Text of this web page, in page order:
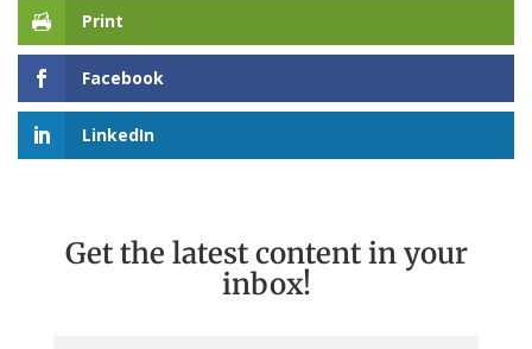
Print
Facebook
LinkedIn
Get the latest content in your
inbox!